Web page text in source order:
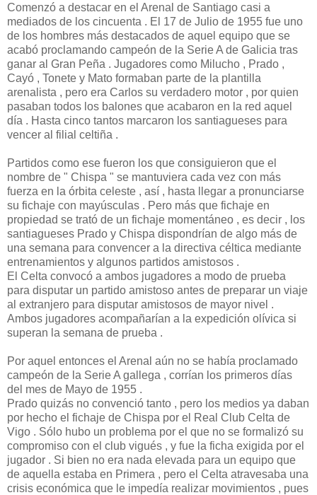
Comenzó a destacar en el Arenal de Santiago casi a
mediados de los cincuenta . El 17 de Julio de 1955 fue uno
de los hombres más destacados de aquel equipo que se
acabó proclamando campeón de la Serie A de Galicia tras
ganar al Gran Peña . Jugadores como Milucho , Prado ,
Cayó , Tonete y Mato formaban parte de la plantilla
arenalista , pero era Carlos su verdadero motor , por quien
pasaban todos los balones que acabaron en la red aquel
día . Hasta cinco tantos marcaron los santiagueses para
vencer al filial celtiña .
Partidos como ese fueron los que consiguieron que el
nombre de " Chispa " se mantuviera cada vez con más
fuerza en la órbita celeste , así , hasta llegar a pronunciarse
su fichaje con mayúsculas . Pero más que fichaje en
propiedad se trató de un fichaje momentáneo , es decir , los
santiagueses Prado y Chispa dispondrían de algo más de
una semana para convencer a la directiva céltica mediante
entrenamientos y algunos partidos amistosos .
El Celta convocó a ambos jugadores a modo de prueba
para disputar un partido amistoso antes de preparar un viaje
al extranjero para disputar amistosos de mayor nivel .
Ambos jugadores acompañarían a la expedición olívica si
superan la semana de prueba .
Por aquel entonces el Arenal aún no se había proclamado
campeón de la Serie A gallega , corrían los primeros días
del mes de Mayo de 1955 .
Prado quizás no convenció tanto , pero los medios ya daban
por hecho el fichaje de Chispa por el Real Club Celta de
Vigo . Sólo hubo un problema por el que no se formalizó su
compromiso con el club vigués , y fue la ficha exigida por el
jugador . Si bien no era nada elevada para un equipo que
de aquella estaba en Primera , pero el Celta atravesaba una
crisis económica que le impedía realizar movimientos , pues